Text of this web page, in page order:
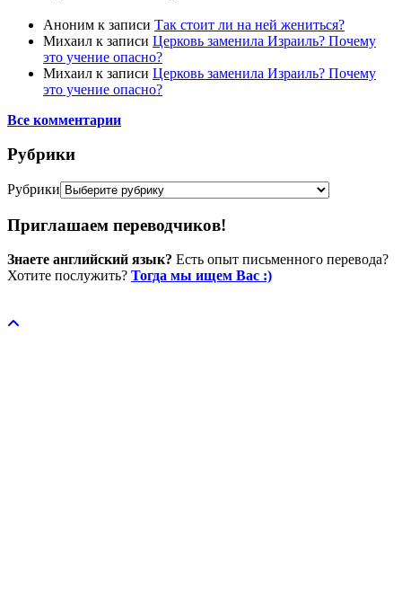
Аноним к записи Так стоит ли на ней жениться?
Михаил к записи Церковь заменила Израиль? Почему
это учение опасно?
Михаил к записи Церковь заменила Израиль? Почему
это учение опасно?
Все комментарии
Рубрики
Рубрики
Приглашаем переводчиков!
Знаете английский язык? Есть опыт письменного перевода?
Хотите послужить? Тогда мы ищем Вас :)